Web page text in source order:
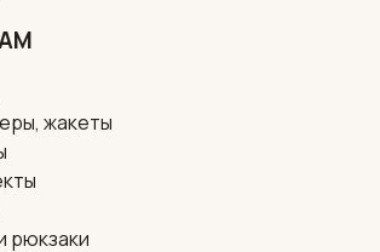
жакеты
рюкзаки